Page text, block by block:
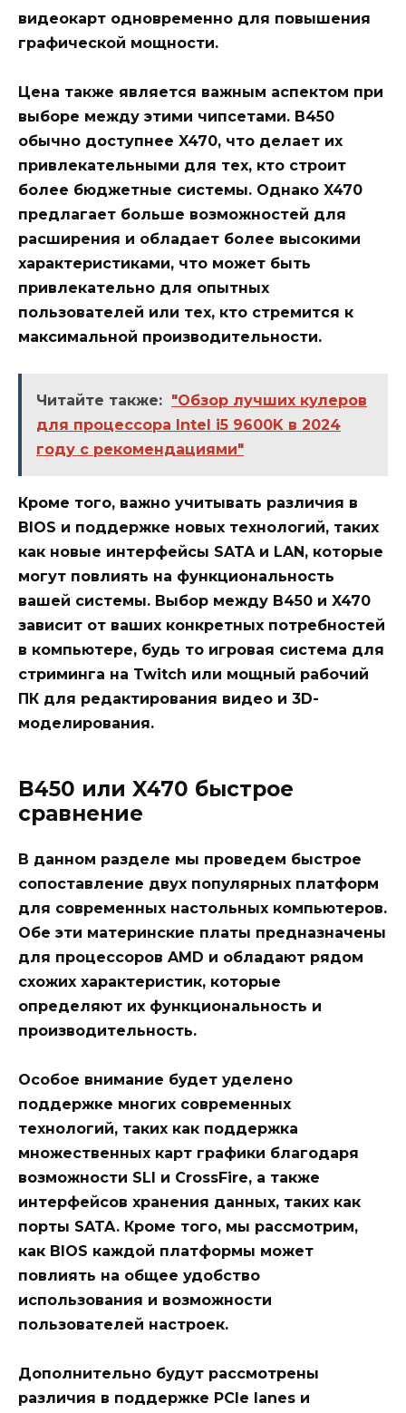
видеокарт одновременно для повышения
графической мощности.
Цена также является важным аспектом при
выборе между этими чипсетами. B450
обычно доступнее X470, что делает их
привлекательными для тех, кто строит
более бюджетные системы. Однако X470
предлагает больше возможностей для
расширения и обладает более высокими
характеристиками, что может быть
привлекательно для опытных
пользователей или тех, кто стремится к
максимальной производительности.
Читайте также: "Обзор лучших кулеров
для процессора Intel i5 9600K в 2024
году с рекомендациями"
Кроме того, важно учитывать различия в
BIOS и поддержке новых технологий, таких
как новые интерфейсы SATA и LAN, которые
могут повлиять на функциональность
вашей системы. Выбор между B450 и X470
зависит от ваших конкретных потребностей
в компьютере, будь то игровая система для
стриминга на Twitch или мощный рабочий
ПК для редактирования видео и 3D-
моделирования.
B450 или X470 быстрое
сравнение
В данном разделе мы проведем быстрое
сопоставление двух популярных платформ
для современных настольных компьютеров.
Обе эти материнские платы предназначены
для процессоров AMD и обладают рядом
схожих характеристик, которые
определяют их функциональность и
производительность.
Особое внимание будет уделено
поддержке многих современных
технологий, таких как поддержка
множественных карт графики благодаря
возможности SLI и CrossFire, а также
интерфейсов хранения данных, таких как
порты SATA. Кроме того, мы рассмотрим,
как BIOS каждой платформы может
повлиять на общее удобство
использования и возможности
пользователей настроек.
Дополнительно будут рассмотрены
различия в поддержке PCIe lanes и